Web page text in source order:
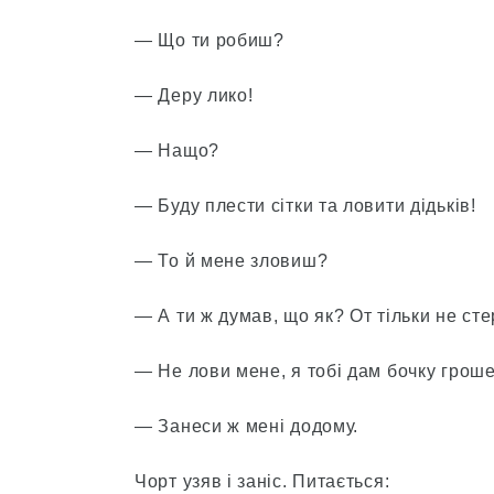
— Що ти робиш?
— Деру лико!
— Нащо?
— Буду плести сітки та ловити дідьків!
— То й мене зловиш?
— А ти ж думав, що як? От тільки не
— Не лови мене, я тобі дам бочку
— Занеси ж мені додому.
Чорт узяв і заніс. Питається: